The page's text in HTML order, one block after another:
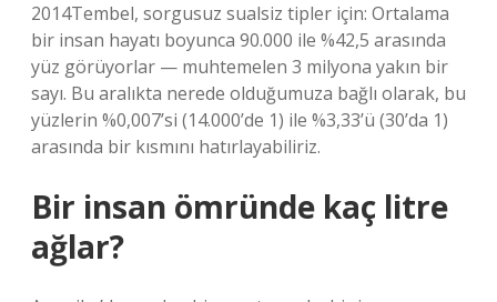
2014Tembel, sorgusuz sualsiz tipler için: Ortalama
bir insan hayatı boyunca 90.000 ile %42,5 arasında
yüz görüyorlar — muhtemelen 3 milyona yakın bir
sayı. Bu aralıkta nerede olduğumuza bağlı olarak, bu
yüzlerin %0,007’si (14.000’de 1) ile %3,33’ü (30’da 1)
arasında bir kısmını hatırlayabiliriz.
Bir insan ömründe kaç litre
ağlar?